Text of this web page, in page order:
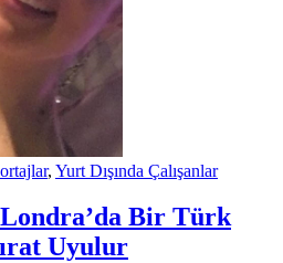
, Yurt Dışında Çalışanlar
Bir Türk
Uyulur